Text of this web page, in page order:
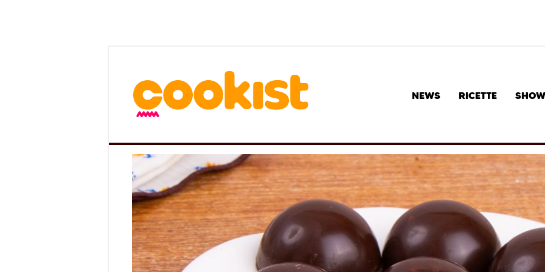
NEWS RICETTE SHOW